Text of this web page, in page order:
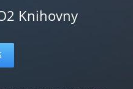
Knihovny